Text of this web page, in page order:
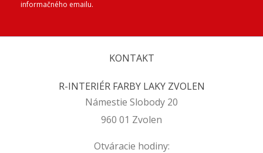
informačného emailu.
KONTAKT
R-INTERIÉR FARBY LAKY ZVOLEN
Námestie Slobody 20
960 01 Zvolen
Otváracie hodiny: